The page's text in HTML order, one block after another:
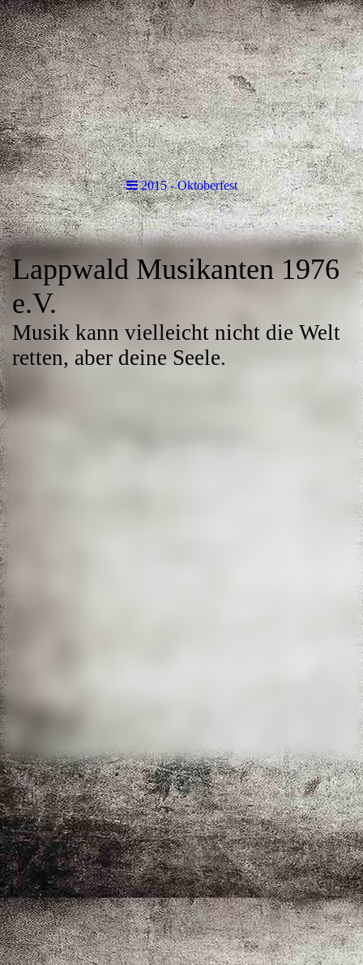
2015 - Oktoberfest
Lappwald Musikanten 1976
e.V.
Musik kann vielleicht nicht die Welt
retten, aber deine Seele.